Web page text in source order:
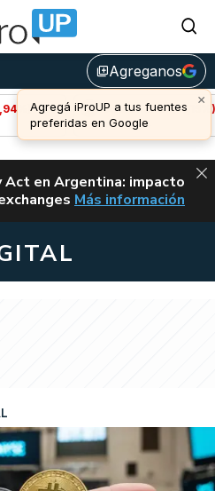
library_addAgreganos
Avalanche (-1,15%)
u$s 6,44
ALERTAen Argentina: impacto
CLARITY ACT EN
Más información